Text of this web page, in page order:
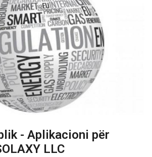
- Aplikacioni për
LLC